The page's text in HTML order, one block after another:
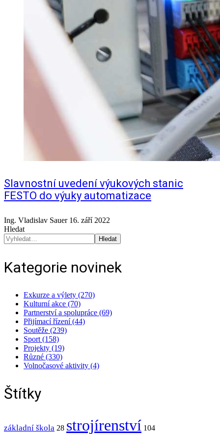
Slavnostní uvedení výukových stanic
FESTO do výuky automatizace
Ing. Vladislav Sauer 16. září 2022
Hledat
Hledat
Kategorie novinek
Exkurze a výlety (270)
Kulturní akce (70)
Partnerství a spolupráce (69)
Přijímací řízení (44)
Soutěže (239)
Sport (158)
Projekty (19)
Různé (330)
Volnočasové aktivity (4)
Štítky
základní škola 28 strojírenství 104